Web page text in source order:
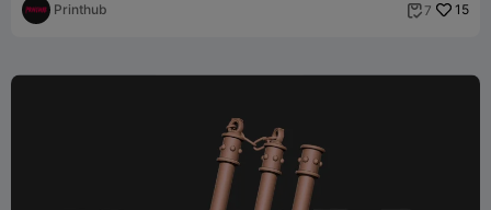
Printhub  7 15